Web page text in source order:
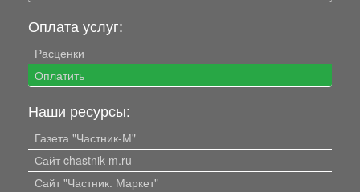
Оплата услуг:
Расценки
Оплатить
Наши ресурсы:
Газета "Частник-М"
Сайт chastnik-m.ru
Сайт "Частник. Маркет"